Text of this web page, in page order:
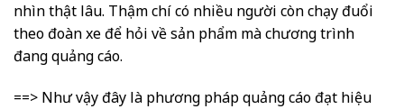
nhìn thật lâu. Thậm chí có nhiều người còn chạy đuổi
theo đoàn xe để hỏi về sản phẩm mà chương trình
đang quảng cáo.
==> Như vậy đây là phương pháp quảng cáo đạt hiệu